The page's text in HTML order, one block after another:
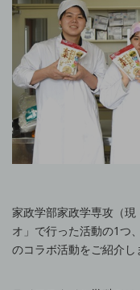
家政学部家政学専攻（
オ」で行った活動の1つ、
のコラボ活動をご紹介し